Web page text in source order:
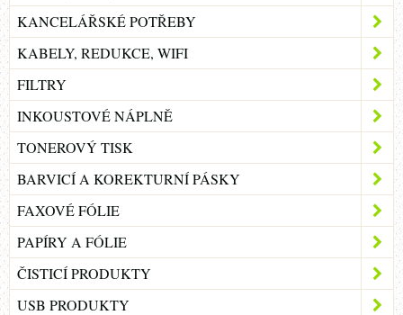
KANCELÁŘSKÉ POTŘEBY
KABELY, REDUKCE, WIFI
FILTRY
INKOUSTOVÉ NÁPLNĚ
TONEROVÝ TISK
BARVICÍ A KOREKTURNÍ PÁSKY
FAXOVÉ FÓLIE
PAPÍRY A FÓLIE
ČISTICÍ PRODUKTY
USB PRODUKTY